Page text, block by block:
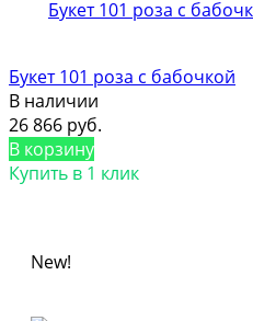
Букет 101 роза с бабочкой
В наличии
26 866 руб.
В корзину
Купить в 1 клик
New!